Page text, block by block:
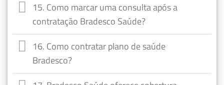
15. Como marcar uma consulta após a
contratação Bradesco Saúde?
16. Como contratar plano de saúde
Bradesco?